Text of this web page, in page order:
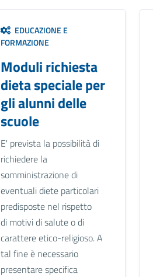
EDUCAZIONE E
FORMAZIONE
Moduli richiesta
dieta speciale per
gli alunni delle
scuole
E' prevista la possibilità di
richiedere la
somministrazione di
eventuali diete particolari
predisposte nel rispetto
di motivi di salute o di
carattere etico-religioso. A
tal fine è necessario
presentare specifica